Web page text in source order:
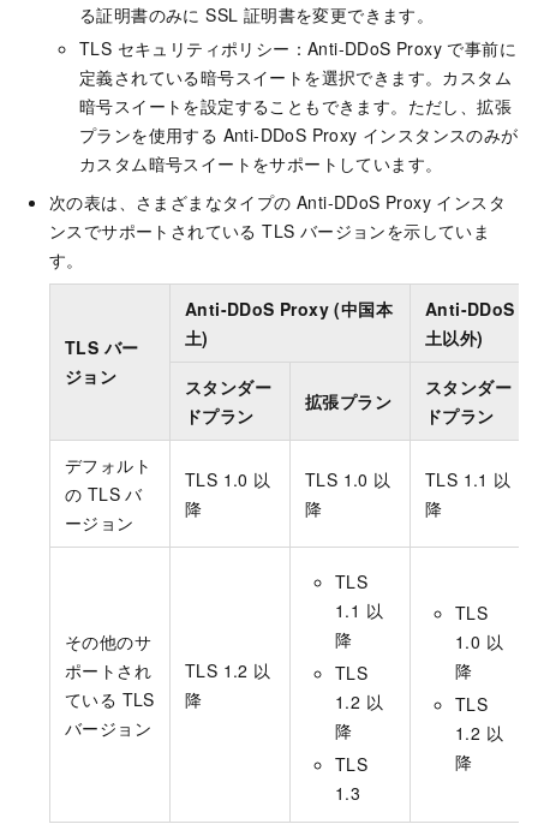
る証明書のみに SSL 証明書を変更できます。
TLS セキュリティポリシー：Anti-DDoS Proxy で事前に
定義されている暗号スイートを選択できます。カスタム
暗号スイートを設定することもできます。ただし、拡張
プランを使用する Anti-DDoS Proxy インスタンスのみが
カスタム暗号スイートをサポートしています。
次の表は、さまざまなタイプの Anti-DDoS Proxy インスタ
ンスでサポートされている TLS バージョンを示していま
す。
TLS バー
ジョン
Anti-DDoS Proxy (中国本
土)
Anti-DDoS
土以外)
スタンダー
ドプラン
拡張プラン
スタンダー
ドプラン
デフォルト
の TLS バ
ージョン
TLS 1.0 以
降
TLS 1.0 以
降
TLS 1.1 以
降
その他のサ
ポートされ
ている TLS
バージョン
TLS 1.2 以
降
TLS
1.1 以
降
TLS
1.2 以
降
TLS
1.3
TLS
1.0 以
降
TLS
1.2 以
降